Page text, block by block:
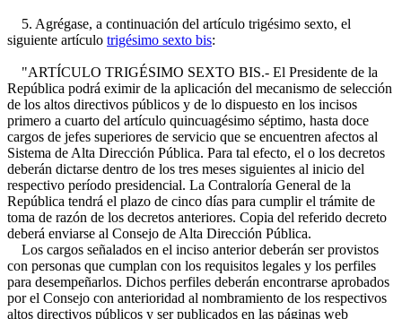
5. Agrégase, a continuación del artículo trigésimo sexto, el
siguiente artículo trigésimo sexto bis:
"ARTÍCULO TRIGÉSIMO SEXTO BIS.- El Presidente de la
República podrá eximir de la aplicación del mecanismo de selección
de los altos directivos públicos y de lo dispuesto en los incisos
primero a cuarto del artículo quincuagésimo séptimo, hasta doce
cargos de jefes superiores de servicio que se encuentren afectos al
Sistema de Alta Dirección Pública. Para tal efecto, el o los decretos
deberán dictarse dentro de los tres meses siguientes al inicio del
respectivo período presidencial. La Contraloría General de la
República tendrá el plazo de cinco días para cumplir el trámite de
toma de razón de los decretos anteriores. Copia del referido decreto
deberá enviarse al Consejo de Alta Dirección Pública.
Los cargos señalados en el inciso anterior deberán ser provistos
con personas que cumplan con los requisitos legales y los perfiles
para desempeñarlos. Dichos perfiles deberán encontrarse aprobados
por el Consejo con anterioridad al nombramiento de los respectivos
altos directivos públicos y ser publicados en las páginas web